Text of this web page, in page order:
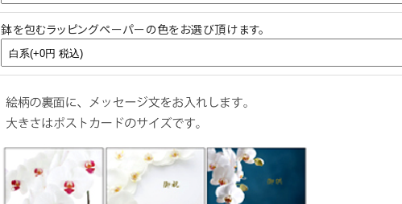
鉢を包むラッピングペーパーの色をお選び頂けます。